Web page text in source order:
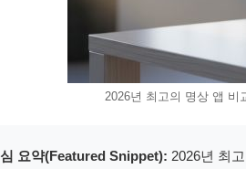
2026년 최고의 명상 앱 비
요약(Featured Snippet): 2026년 최